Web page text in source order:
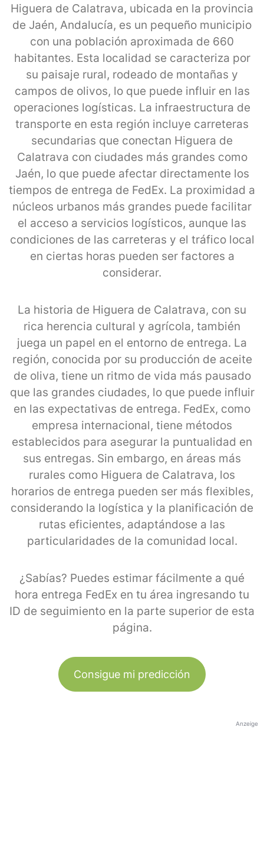
Higuera de Calatrava, ubicada en la provincia
de Jaén, Andalucía, es un pequeño municipio
con una población aproximada de 660
habitantes. Esta localidad se caracteriza por
su paisaje rural, rodeado de montañas y
campos de olivos, lo que puede influir en las
operaciones logísticas. La infraestructura de
transporte en esta región incluye carreteras
secundarias que conectan Higuera de
Calatrava con ciudades más grandes como
Jaén, lo que puede afectar directamente los
tiempos de entrega de FedEx. La proximidad a
núcleos urbanos más grandes puede facilitar
el acceso a servicios logísticos, aunque las
condiciones de las carreteras y el tráfico local
en ciertas horas pueden ser factores a
considerar.
La historia de Higuera de Calatrava, con su
rica herencia cultural y agrícola, también
juega un papel en el entorno de entrega. La
región, conocida por su producción de aceite
de oliva, tiene un ritmo de vida más pausado
que las grandes ciudades, lo que puede influir
en las expectativas de entrega. FedEx, como
empresa internacional, tiene métodos
establecidos para asegurar la puntualidad en
sus entregas. Sin embargo, en áreas más
rurales como Higuera de Calatrava, los
horarios de entrega pueden ser más flexibles,
considerando la logística y la planificación de
rutas eficientes, adaptándose a las
particularidades de la comunidad local.
¿Sabías? Puedes estimar fácilmente a qué
hora entrega FedEx en tu área ingresando tu
ID de seguimiento en la parte superior de esta
página.
Consigue mi predicción
Anzeige